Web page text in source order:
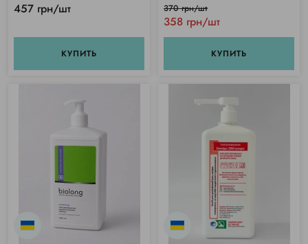
457 грн/шт
КУПИТЬ
358 грн/шт
370 грн/шт
КУПИТЬ